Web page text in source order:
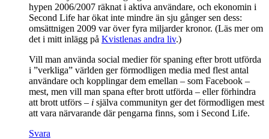
hypen 2006/2007 räknat i aktiva användare, och ekonomin i
Second Life har ökat inte mindre än sju gånger sen dess:
omsättnigen 2009 var över fyra miljarder kronor. (Läs mer om
det i mitt inlägg på Kvistlenas andra liv.)
Vill man använda social medier för spaning efter brott utförda
i ”verkliga” världen ger förmodligen media med flest antal
användare och kopplingar dem emellan – som Facebook –
mest, men vill man spana efter brott utförda – eller förhindra
att brott utförs – i själva communityn ger det förmodligen mest
att vara närvarande där pengarna finns, som i Second Life.
Svara